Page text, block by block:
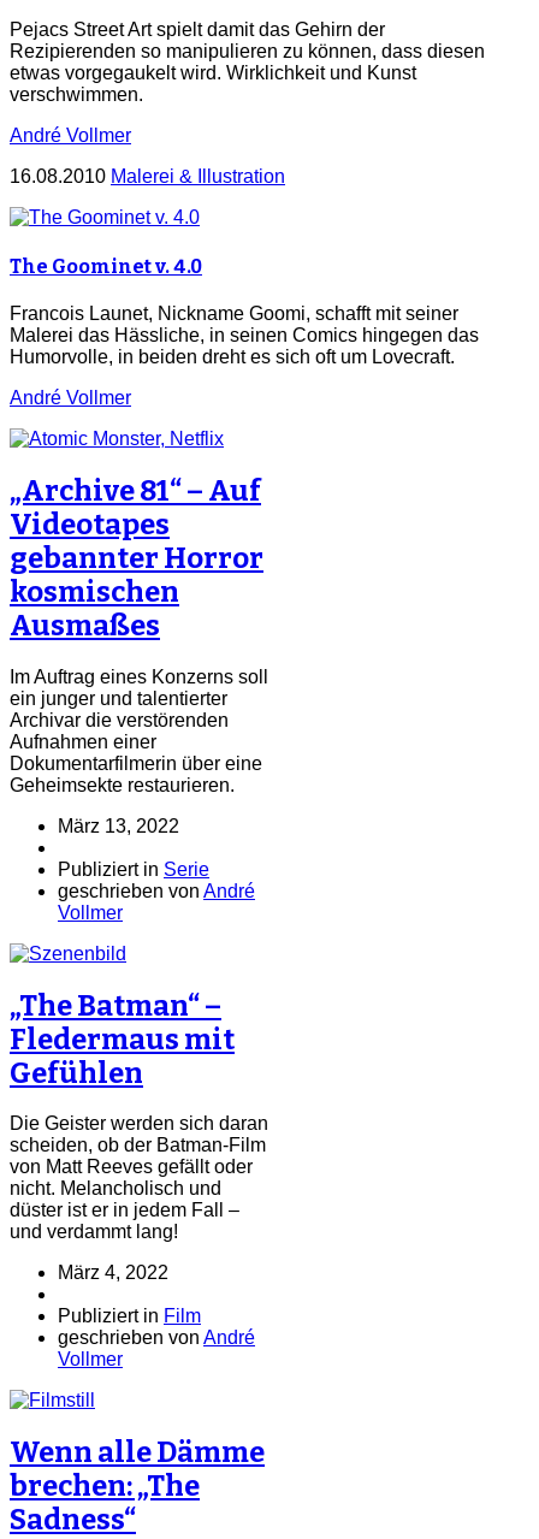
Pejacs Street Art spielt damit das Gehirn der
Rezipierenden so manipulieren zu können, dass diesen
etwas vorgegaukelt wird. Wirklichkeit und Kunst
verschwimmen.
André Vollmer
16.08.2010 Malerei & Illustration
The Goominet v. 4.0
Francois Launet, Nickname Goomi, schafft mit seiner
Malerei das Hässliche, in seinen Comics hingegen das
Humorvolle, in beiden dreht es sich oft um Lovecraft.
André Vollmer
„Archive 81“ – Auf
Videotapes
gebannter Horror
kosmischen
Ausmaßes
Im Auftrag eines Konzerns soll
ein junger und talentierter
Archivar die verstörenden
Aufnahmen einer
Dokumentarfilmerin über eine
Geheimsekte restaurieren.
März 13, 2022
Publiziert in Serie
geschrieben von André
Vollmer
„The Batman“ –
Fledermaus mit
Gefühlen
Die Geister werden sich daran
scheiden, ob der Batman-Film
von Matt Reeves gefällt oder
nicht. Melancholisch und
düster ist er in jedem Fall –
und verdammt lang!
März 4, 2022
Publiziert in Film
geschrieben von André
Vollmer
Wenn alle Dämme
brechen: „The
Sadness“